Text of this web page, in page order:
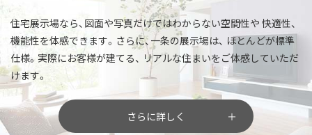
住宅展示場なら、図面や写真だけではわからない空間性や 快適性、
機能性を体感できます。さらに、一条の展示場は、 ほとんどが標準
仕様。実際にお客様が建てる、 リアルな住まいをご体感していただ
けます。
さらに詳しく